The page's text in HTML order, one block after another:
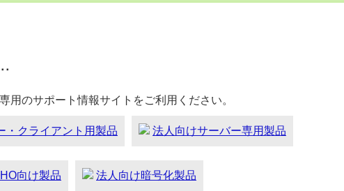
･
用のサポート情報サイトをご利用ください。
・クライアント用製品 法人向けサーバー専用製品
向け製品 法人向け暗号化製品